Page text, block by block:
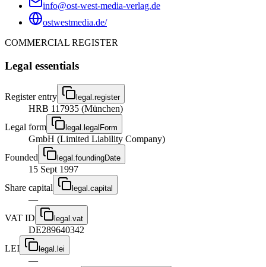
info@ost-west-media-verlag.de
ostwestmedia.de/
COMMERCIAL REGISTER
Legal essentials
Register entry legal.register
HRB 117935 (München)
Legal form
legal.legalForm
GmbH (Limited Liability Company)
Founded
legal.foundingDate
15 Sept 1997
Share capital
legal.capital
—
VAT ID
legal.vat
DE289640342
LEI
legal.lei
—